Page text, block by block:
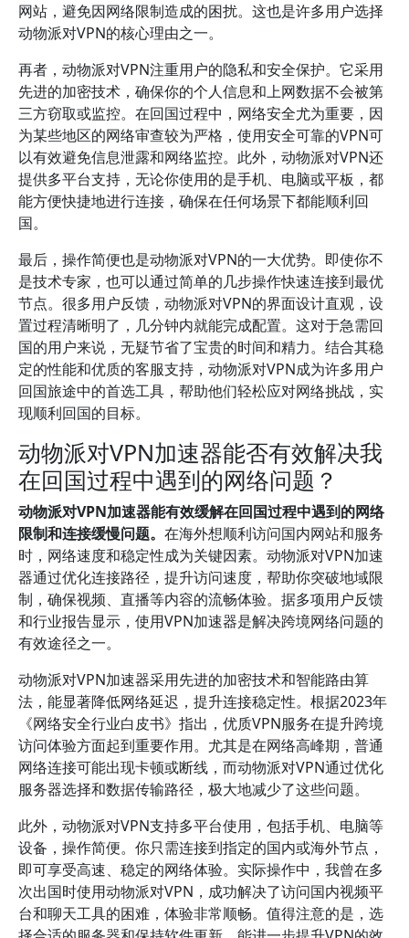
网站，避免因网络限制造成的困扰。这也是许多用户选择
动物派对VPN的核心理由之一。
再者，动物派对VPN注重用户的隐私和安全保护。它采用
先进的加密技术，确保你的个人信息和上网数据不会被第
三方窃取或监控。在回国过程中，网络安全尤为重要，因
为某些地区的网络审查较为严格，使用安全可靠的VPN可
以有效避免信息泄露和网络监控。此外，动物派对VPN还
提供多平台支持，无论你使用的是手机、电脑或平板，都
能方便快捷地进行连接，确保在任何场景下都能顺利回
国。
最后，操作简便也是动物派对VPN的一大优势。即使你不
是技术专家，也可以通过简单的几步操作快速连接到最优
节点。很多用户反馈，动物派对VPN的界面设计直观，设
置过程清晰明了，几分钟内就能完成配置。这对于急需回
国的用户来说，无疑节省了宝贵的时间和精力。结合其稳
定的性能和优质的客服支持，动物派对VPN成为许多用户
回国旅途中的首选工具，帮助他们轻松应对网络挑战，实
现顺利回国的目标。
动物派对VPN加速器能否有效解决我
在回国过程中遇到的网络问题？
动物派对VPN加速器能有效缓解在回国过程中遇到的网络
限制和连接缓慢问题。 在海外想顺利访问国内网站和服务
时，网络速度和稳定性成为关键因素。动物派对VPN加速
器通过优化连接路径，提升访问速度，帮助你突破地域限
制，确保视频、直播等内容的流畅体验。据多项用户反馈
和行业报告显示，使用VPN加速器是解决跨境网络问题的
有效途径之一。
动物派对VPN加速器采用先进的加密技术和智能路由算
法，能显著降低网络延迟，提升连接稳定性。根据2023年
《网络安全行业白皮书》指出，优质VPN服务在提升跨境
访问体验方面起到重要作用。尤其是在网络高峰期，普通
网络连接可能出现卡顿或断线，而动物派对VPN通过优化
服务器选择和数据传输路径，极大地减少了这些问题。
此外，动物派对VPN支持多平台使用，包括手机、电脑等
设备，操作简便。你只需连接到指定的国内或海外节点，
即可享受高速、稳定的网络体验。实际操作中，我曾在多
次出国时使用动物派对VPN，成功解决了访问国内视频平
台和聊天工具的困难，体验非常顺畅。值得注意的是，选